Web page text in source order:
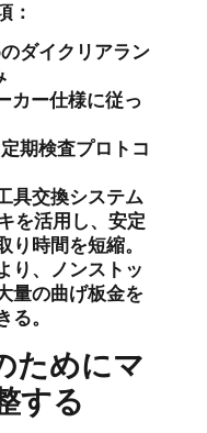
：
ダイクリアラン
カー仕様に従っ
期検査プロトコ
具交換システム
を活用し、安定
り時間を短縮。
り、ノンストッ
量の曲げ板金を
る。
ためにマ
する